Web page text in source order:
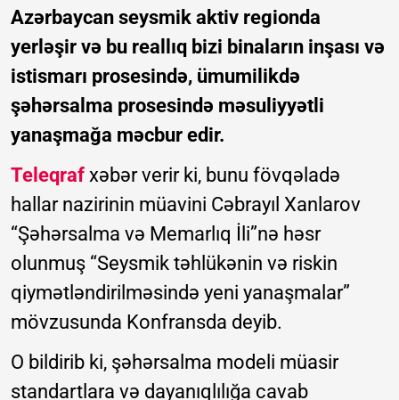
Azərbaycan seysmik aktiv regionda
yerləşir və bu reallıq bizi binaların inşası və
istismarı prosesində, ümumilikdə
şəhərsalma prosesində məsuliyyətli
yanaşmağa məcbur edir.
Teleqraf xəbər verir ki, bunu fövqəladə
hallar nazirinin müavini Cəbrayıl Xanlarov
“Şəhərsalma və Memarlıq İli”nə həsr
olunmuş “Seysmik təhlükənin və riskin
qiymətləndirilməsində yeni yanaşmalar”
mövzusunda Konfransda deyib.
O bildirib ki, şəhərsalma modeli müasir
standartlara və dayanıqlılığa cavab